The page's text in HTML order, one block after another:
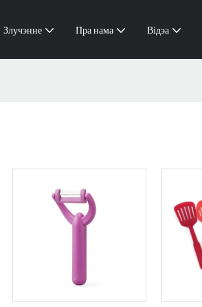
Злучэнне Пра нама Відэа